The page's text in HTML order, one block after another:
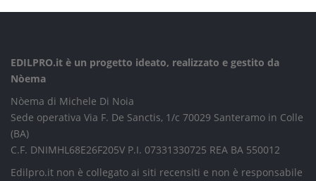
EDILPRO.it è un progetto ideato, realizzato e gestito da
Nòema
Nòema di Michele Di Noia
Sede operativa Via F. De Sanctis, 1/c 70029 Santeramo in Colle
(BA)
C.F. DNIMHL68E26F205V P.I. 07331330725 REA BA 550012
Edilpro.it non è collegato ai siti recensiti e non è responsabile